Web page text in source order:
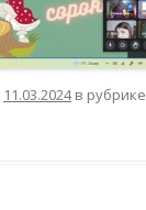
11.03.2024в рубрике